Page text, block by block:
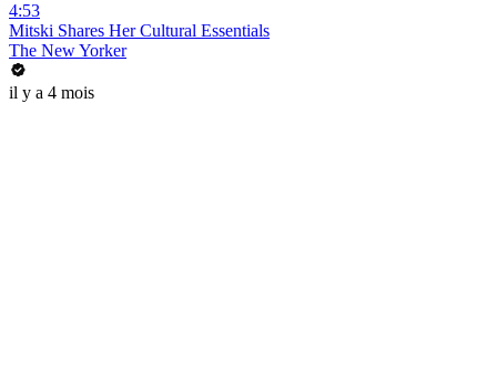
4:53
Mitski Shares Her Cultural Essentials
The New Yorker
il y a 4 mois